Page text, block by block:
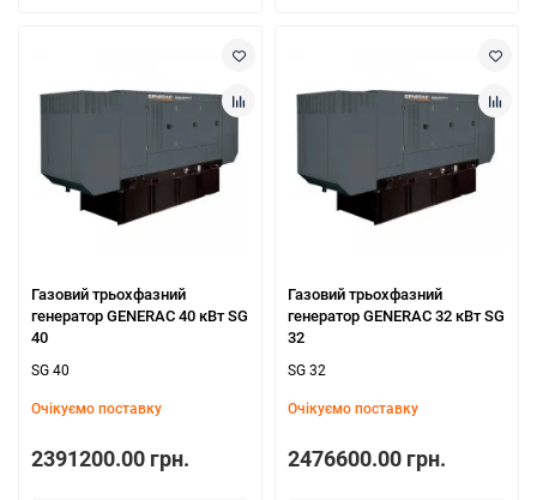
Газовий трьохфазний
генератор GENERAC 40 кВт SG
40
SG 40
Очікуємо поставку
2391200.00 грн.
Газовий трьохфазний
генератор GENERAC 32 кВт SG
32
SG 32
Очікуємо поставку
2476600.00 грн.